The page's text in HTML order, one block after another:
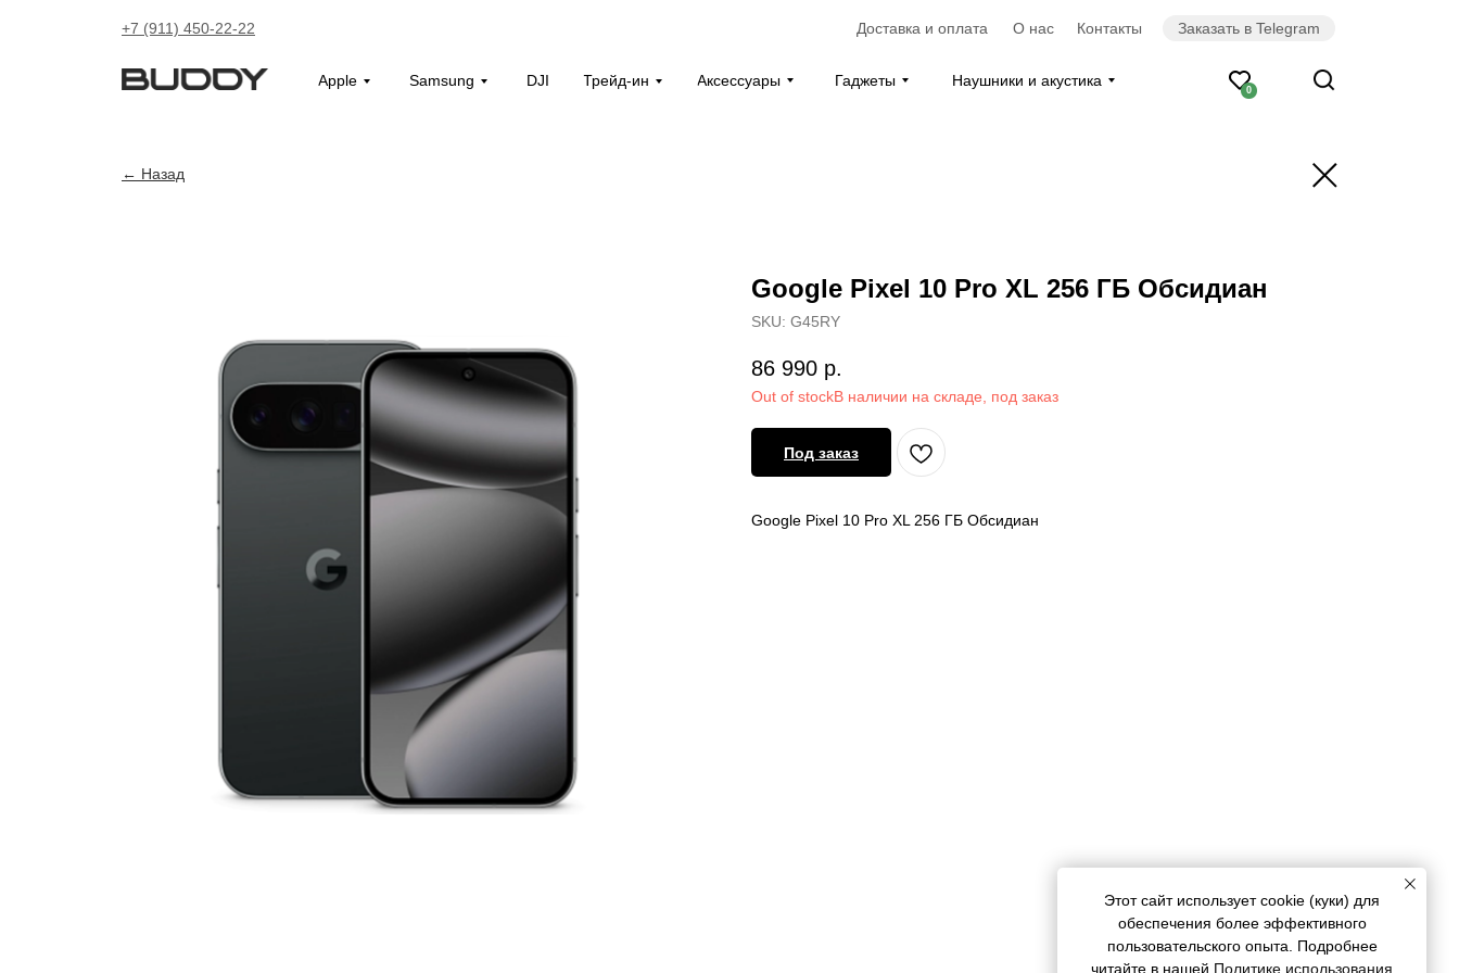
О нас
Доставка и оплата Контакты
+7 (911) 450-22-22
Apple Samsung DJI Трейд-ин Аксессуары Гаджеты Наушники и акустика
0
Заказать в Telegram
Этот сайт использует cookie (куки) для
обеспечения более эффективного
пользовательского опыта. Подробнее
читайте в нашей Политике использования
Назад
Google Pixel 10 Pro XL 256 ГБ Обсидиан
SKU: G45RY
86 990 р.
Out of stock
Под заказ
Google Pixel 10 Pro XL 256 ГБ Обсидиан